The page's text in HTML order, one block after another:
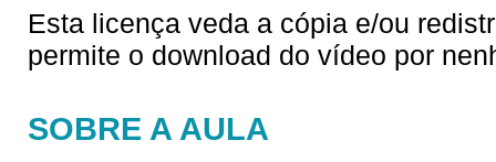
Esta licença veda a cópia e/ou
permite o download do vídeo por
SOBRE A AULA